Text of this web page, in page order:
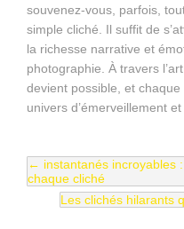
souvenez-vous, parfois,
simple cliché. Il suffit de
la richesse narrative et
photographie. À travers
devient possible, et
univers d’émerveillement
← instantanés incroyables
chaque cliché
Les clichés hilarants